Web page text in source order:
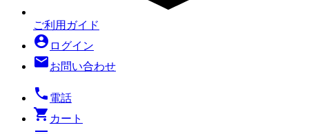
ご利用ガイド
account_circle ログイン
mailお問い合わせ
local_phone 電話
shopping_cart カート